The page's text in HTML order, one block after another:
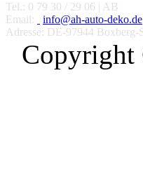
Tel.: 0 79 30 / 29 06 | AB
Email:
info@ah-auto-deko.de
Adresse: DE-97944 Boxberg-
Copyright